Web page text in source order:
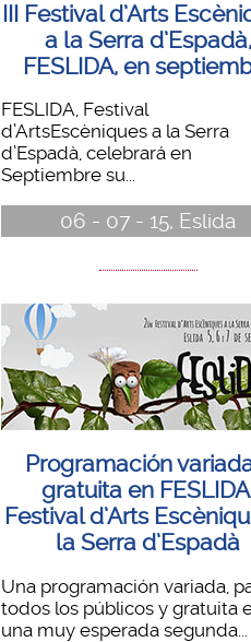
III Festival d’Arts
a la Serra d’Espadà,
FESLIDA, en
FESLIDA, Festival
d’ArtsEscèniques a la Serra
d’Espadà, celebrará en
Septiembre su...
06 - 07 - 15, Eslida
Programación
gratuita en
Festival d’Arts
la Serra d’Espadà
Una programación variada,
todos los públicos y gratuita
una muy esperada segunda...